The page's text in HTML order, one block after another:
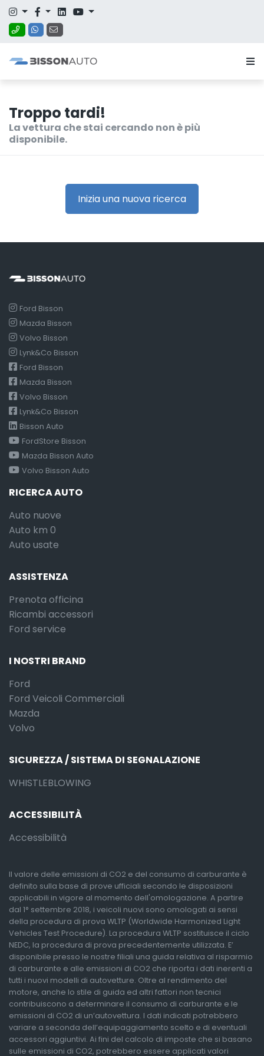
Troppo tardi!
La vettura che stai cercando non è più
disponibile.
Inizia una nuova ricerca
Ford Bisson
Mazda Bisson
Volvo Bisson
Lynk&Co Bisson
Ford Bisson
Mazda Bisson
Volvo Bisson
Lynk&Co Bisson
Bisson Auto
FordStore Bisson
Mazda Bisson Auto
Volvo Bisson Auto
RICERCA AUTO
Auto nuove
Auto km 0
Auto usate
ASSISTENZA
Prenota officina
Ricambi accessori
Ford service
I NOSTRI BRAND
Ford
Ford Veicoli Commerciali
Mazda
Volvo
SICUREZZA / SISTEMA DI SEGNALAZIONE
WHISTLEBLOWING
ACCESSIBILITÀ
Accessibilità
Il valore delle emissioni di CO2 e del consumo di carburante è
definito sulla base di prove ufficiali secondo le disposizioni
applicabili in vigore al momento dell'omologazione. A partire
dal 1° settembre 2018, i veicoli nuovi sono omologati ai sensi
della procedura di prova WLTP (Worldwide Harmonized Light
Vehicles Test Procedure). La procedura WLTP sostituisce il ciclo
NEDC, la procedura di prova precedentemente utilizzata. E’
disponibile presso le nostre filiali una guida relativa al risparmio
di carburante e alle emissioni di CO2 che riporta i dati inerenti a
tutti i nuovi modelli di autovetture. Oltre al rendimento del
motore, anche lo stile di guida ed altri fattori non tecnici
contribuiscono a determinare il consumo di carburante e le
emissioni di CO2 di un’autovettura. I dati indicati potrebbero
variare a seconda dell’equipaggiamento scelto e di eventuali
accessori aggiuntivi. Ai fini del calcolo di imposte che si basano
sulle emissioni di CO2, potrebbero essere applicati valori